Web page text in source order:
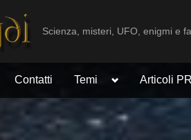
Scienza, misteri, UFO, enigmi e
Contatti Temi
Toggle
menu
Articoli